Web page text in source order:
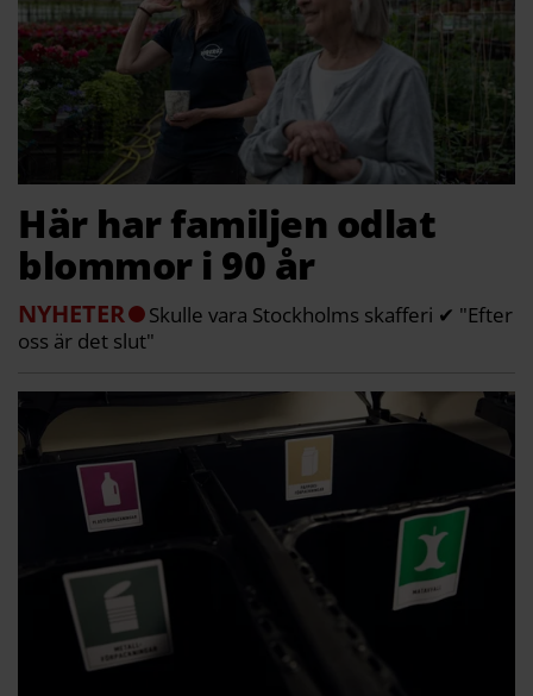
Här har familjen odlat
blommor i 90 år
NYHETER
Skulle vara Stockholms skafferi ✔ "Efter
oss är det slut"